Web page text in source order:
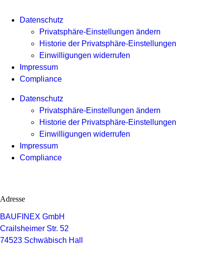
Datenschutz
Privatsphäre-Einstellungen ändern
Historie der Privatsphäre-Einstellungen
Einwilligungen widerrufen
Impressum
Compliance
Datenschutz
Privatsphäre-Einstellungen ändern
Historie der Privatsphäre-Einstellungen
Einwilligungen widerrufen
Impressum
Compliance
Adresse
BAUFINEX GmbH
Crailsheimer Str. 52
74523 Schwäbisch Hall